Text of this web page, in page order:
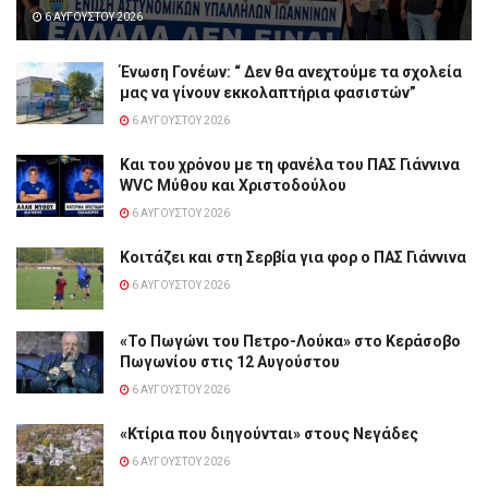
6 ΑΥΓΟΎΣΤΟΥ 2026
Ένωση Γονέων: “ Δεν θα ανεχτούμε τα σχολεία
μας να γίνουν εκκολαπτήρια φασιστών”
6 ΑΥΓΟΎΣΤΟΥ 2026
Και του χρόνου με τη φανέλα του ΠΑΣ Γιάννινα
WVC Μύθου και Χριστοδούλου
6 ΑΥΓΟΎΣΤΟΥ 2026
Κοιτάζει και στη Σερβία για φορ ο ΠΑΣ Γιάννινα
6 ΑΥΓΟΎΣΤΟΥ 2026
«Το Πωγώνι του Πετρο-Λούκα» στο Κεράσοβο
Πωγωνίου στις 12 Αυγούστου
6 ΑΥΓΟΎΣΤΟΥ 2026
«Κτίρια που διηγούνται» στους Νεγάδες
6 ΑΥΓΟΎΣΤΟΥ 2026